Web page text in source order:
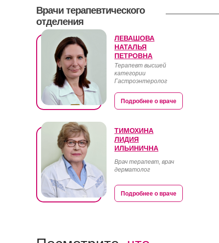
ЛЕВАШОВА
НАТАЛЬЯ
ПЕТРОВНА
Терапевт высшей
категории
Гастроэнтеролог
Врачи терапевтического
отделения
ТИМОХИНА
ЛИДИЯ
ИЛЬИНИЧНА
Врач терапевт, врач
дерматолог
Подробнее о враче
Подробнее о враче